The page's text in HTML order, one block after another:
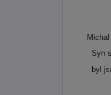
Syn
byl